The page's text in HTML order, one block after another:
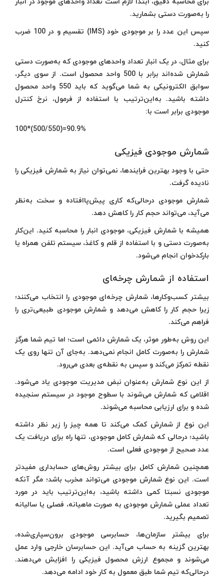
را به‌صورت دستی بشمارید.
سپس این عدد را بر موجودی خود (IMS) تقسیم و در 100 ضرب
کنید.
برای مثال، در یک انبار تعداد واحدهای موجودی که به‌صورت دستی
شمارش شده‌اند برابر با 500 واحد محصول است. از سوی دیگر،
سوابق الکترونیکی به شما می‌گوید که باید 550 واحد محصول
داشته باشید. به‌این‌ترتیب با استفاده از فرمول، نرخ کنترل
موجودی برابر است با:
90.9%=(500/550)*100
شمارش موجودی فیزیکی
حتی با وجود بهترین فرایندها، نمی‌توان نیاز به شمارش فیزیکی را
نادیده گرفت.
شمارش موجودی درحالی‌که کاری پیش‌پاافتاده و سخت به‌نظر
می‌آید، می‌تواند حجم کار را کاهش دهد.
همیشه با شمارش فیزیکی، موجودی انبار را محاسبه کنید. این‌کار
به‌صورت دستی و با استفاده از قلم و کاغذ، سیستم تلفن همراه یا
بارکدخوان انجام می‌شود.
استفاده از شمارش چرخه‌‍ای
بیشتر کسب‌وکارها، شمارش چرخه‌ای موجودی را انتخاب می‌کنند؛
زیرا حجم کار را کاهش می‌دهد و شمارش موجودی طبیعی‌تری را
فراهم می‌کند.
این روش به‌طور موثر، یک شمارش دائمی است؛ اما تیم شما هرگز
شمارش را به‌صورت کامل انجام نمی‌دهد. به‌جای آن تنها روی یک
نقطه تمرکز می‌کند و سپس به نقطه‌ی بعدی می‌رود.
از این نوع شمارش به‌عنوان نبض مدیریت موجودی یاد می‌شود.
اقلامی که شمارش می‌شوند با سطوح موجود در سیستم سنجیده
شده و برای ارزیابی محاسبه می‌شوند.
این نوع از شمارش کمک می‌کند تا همه چیز را زیر نظر داشته
باشید؛ درحالی که شمارش کامل موجودی، تنها راه برای دریافت یک
عدد صحیح از موجودی فعلی است.
همچنین شمارش کامل برای بیشتر روش‌های حسابداری مفیدتر
است. این نوع شمارش موجودی می‌تواند مخرب باشد؛ مگر آنکه
موجودی نسبتا کمی داشته باشید، به‌این‌ترتیب باید در مورد
تعداد عملی شمارش موجودی به صورت ماهیانه، فصلی یا سالیانه
تصمیم بگیرید.
برای بیشتر سازمان‌ها، حسابرسی موجودی برون‌سپاری‌شده،
بهترین گزینه به حساب می‌آید. این حسابرسان خارجی وارد عمل
می‌شوند و مجموع ارزش محصول فیزیکی را افزایش می‌دهند.
درحالی‌که تیم شما طبق معمول به کار خود ادامه می‌دهد.